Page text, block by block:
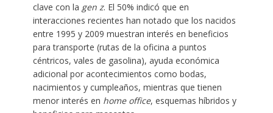
clave con la gen z. El 50% indicó que en
interacciones recientes han notado que los nacidos
entre 1995 y 2009 muestran interés en beneficios
para transporte (rutas de la oficina a puntos
céntricos, vales de gasolina), ayuda económica
adicional por acontecimientos como bodas,
nacimientos y cumpleaños, mientras que tienen
menor interés en home office, esquemas híbridos y